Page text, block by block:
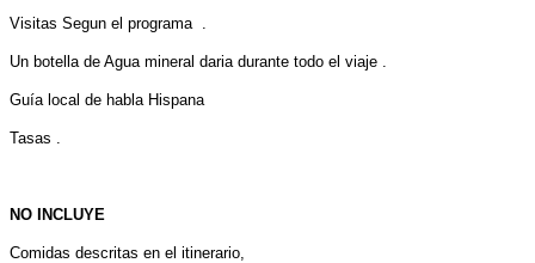
Visitas Segun el programa .
Un botella de Agua mineral daria durante todo el viaje .
Guía local de habla Hispana
Tasas .
NO INCLUYE
Comidas descritas en el itinerario,